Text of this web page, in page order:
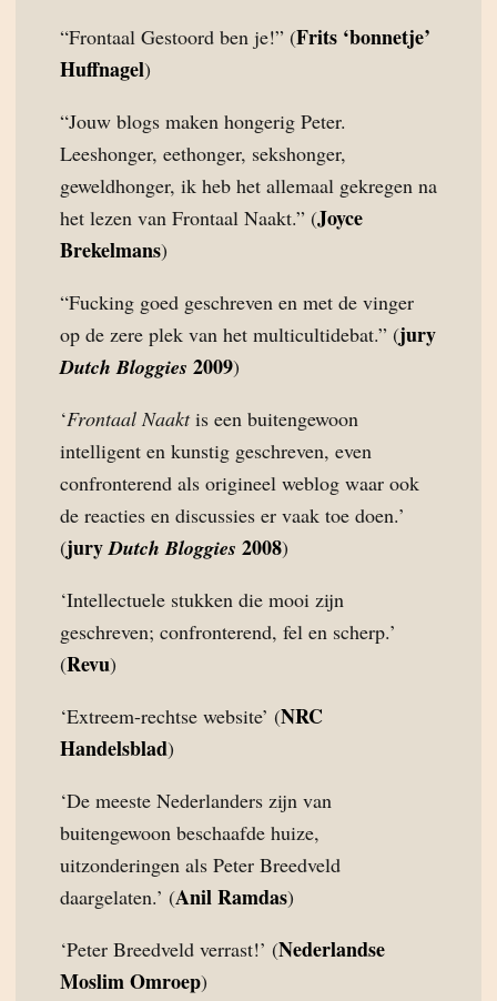
“Frontaal Gestoord ben je!” (Frits ‘bonnetje’
Huffnagel)
“Jouw blogs maken hongerig Peter.
Leeshonger, eethonger, sekshonger,
geweldhonger, ik heb het allemaal gekregen na
het lezen van Frontaal Naakt.” (Joyce
Brekelmans)
“Fucking goed geschreven en met de vinger
op de zere plek van het multicultidebat.” (jury
Dutch Bloggies 2009)
‘Frontaal Naaktis een buitengewoon
intelligent en kunstig geschreven, even
confronterend als origineel weblog waar ook
de reacties en discussies er vaak toe doen.’
(juryDutch Bloggies 2008)
‘Intellectuele stukken die mooi zijn
geschreven; confronterend, fel en scherp.’
(Revu)
‘Extreem-rechtse website’ (NRC
Handelsblad)
‘De meeste Nederlanders zijn van
buitengewoon beschaafde huize,
uitzonderingen als Peter Breedveld
daargelaten.’ (Anil Ramdas)
‘Peter Breedveld verrast!’ (Nederlandse
Moslim Omroep)